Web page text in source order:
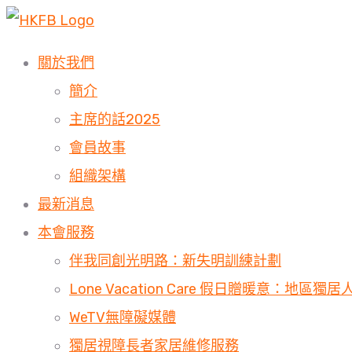
關於我們
簡介
主席的話2025
會員故事
組織架構
最新消息
本會服務
伴我同創光明路：新失明訓練計劃
Lone Vacation Care 假日贈暖意：地區獨居
WeTV無障礙媒體
獨居視障長者家居維修服務